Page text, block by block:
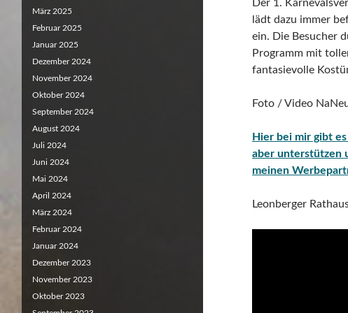
Der 1.
lädt dazu immer
ein. Die Besucher
Programm mit
fantasievolle
Foto / Video
Hier bei mir gibt
aber unterstützen
meinen
Leonberger
März 2025
Februar 2025
Januar 2025
Dezember 2024
November 2024
Oktober 2024
September 2024
August 2024
Juli 2024
Juni 2024
Mai 2024
April 2024
März 2024
Februar 2024
Januar 2024
Dezember 2023
November 2023
Oktober 2023